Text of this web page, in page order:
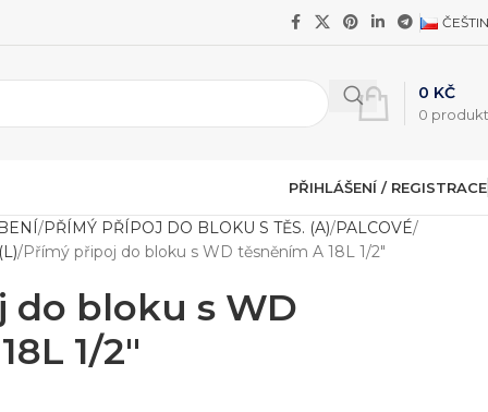
0
0 KČ
PŘIHLÁŠENÍ / REGISTRACE
PŘÍMÝ PŘÍPOJ DO BLOKU S TĚS. (A) PALCOVÉ
Přímý připoj do bloku s WD těsněním A 18L 1/2″
do bloku s WD
1/2″